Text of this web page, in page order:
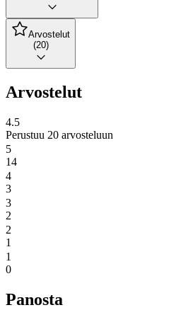
Arvostelut
(20)
Arvostelut
4.5
Perustuu 20 arvosteluun
5
14
4
3
3
2
2
1
1
0
Panosta